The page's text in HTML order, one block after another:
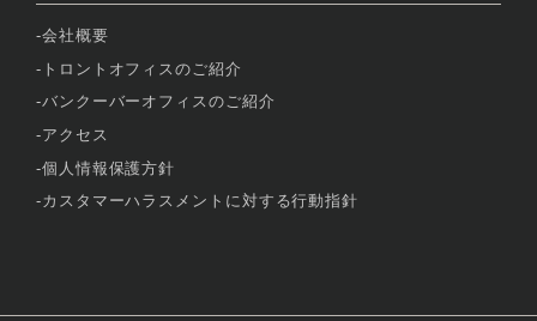
会社概要
トロントオフィスのご紹介
バンクーバーオフィスのご紹介
アクセス
個人情報保護方針
カスタマーハラスメントに対する行動指針